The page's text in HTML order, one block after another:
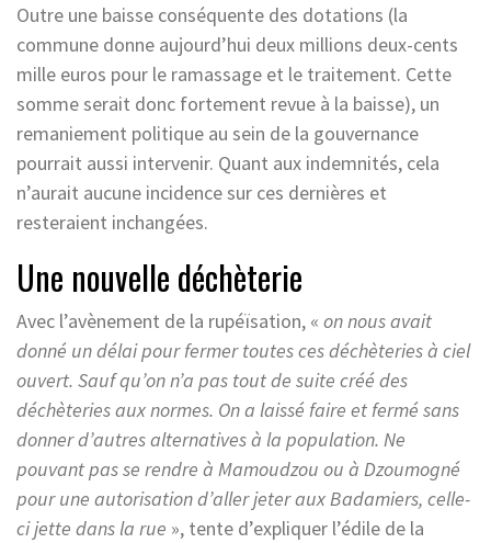
Outre une baisse conséquente des dotations (la
commune donne aujourd’hui deux millions deux-cents
mille euros pour le ramassage et le traitement. Cette
somme serait donc fortement revue à la baisse), un
remaniement politique au sein de la gouvernance
pourrait aussi intervenir. Quant aux indemnités, cela
n’aurait aucune incidence sur ces dernières et
resteraient inchangées.
Une nouvelle déchèterie
Avec l’avènement de la rupéïsation, « on nous avait
donné un délai pour fermer toutes ces déchèteries à ciel
ouvert. Sauf qu’on n’a pas tout de suite créé des
déchèteries aux normes. On a laissé faire et fermé sans
donner d’autres alternatives à la population. Ne
pouvant pas se rendre à Mamoudzou ou à Dzoumogné
pour une autorisation d’aller jeter aux Badamiers, celle-
ci jette dans la rue », tente d’expliquer l’édile de la